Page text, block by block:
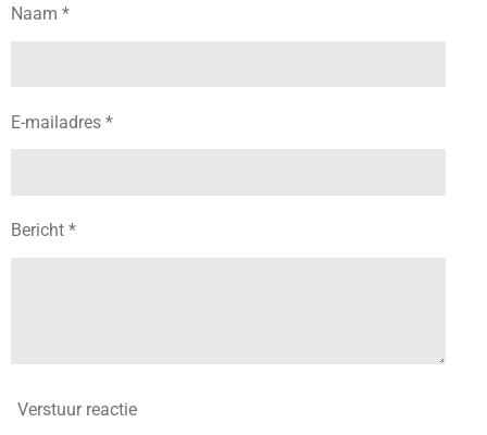
Naam *
E-mailadres *
Bericht *
Verstuur reactie